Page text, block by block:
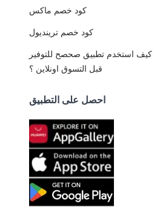
كود خصم ماكس
كود خصم ترينديول
كيف استخدم تطبيق صحصح للتوفير
قبل التسوق اونلاين ؟
احصل على التطبيق